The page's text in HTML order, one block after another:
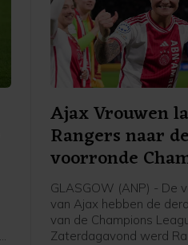
Ajax Vrouwen
Rangers naar
voorronde
League
GLASGOW (ANP) - De
van Ajax hebben de
van de Champions
Zaterdagavond werd